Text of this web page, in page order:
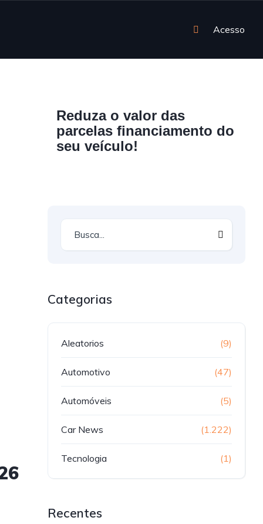
Acesso
Reduza o valor das
parcelas financiamento do
seu veículo!
Categorias
Aleatorios (9)
Automotivo (47)
Automóveis (5)
Car News (1.222)
Tecnologia (1)
Recentes